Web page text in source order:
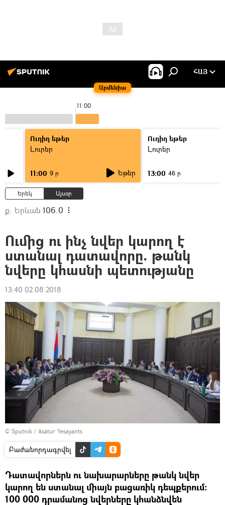
Արմենիա
ՀԱՅ
11:00
Ուղիղ եթեր
Լուրեր
11:00 9 ր Եթեր
Ուղիղ եթեր
Լուրեր
13:00 46 ր
Երեկ Այսօր
ք. Երևան 106.0
Ումից ու ինչ նվեր կարող է
ստանալ դատավորը. թանկ
նվերը կհասնի պետությանը
13:40 02.08.2018
© Sputnik / Asatur Yesayants
Բաժանորդագրվել
Դատավորներն ու նախարարները թանկ նվեր
կարող են ստանալ միայն բացառիկ դեպքերում:
100 000 դրամանոց նվերները կհանձնվեն